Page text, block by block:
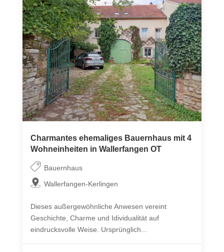
Charmantes ehemaliges Bauernhaus mit 4
Wohneinheiten in Wallerfangen OT
Bauernhaus
Wallerfangen-Kerlingen
Dieses außergewöhnliche Anwesen vereint
Geschichte, Charme und Idividualität auf
eindrucksvolle Weise. Ursprünglich...